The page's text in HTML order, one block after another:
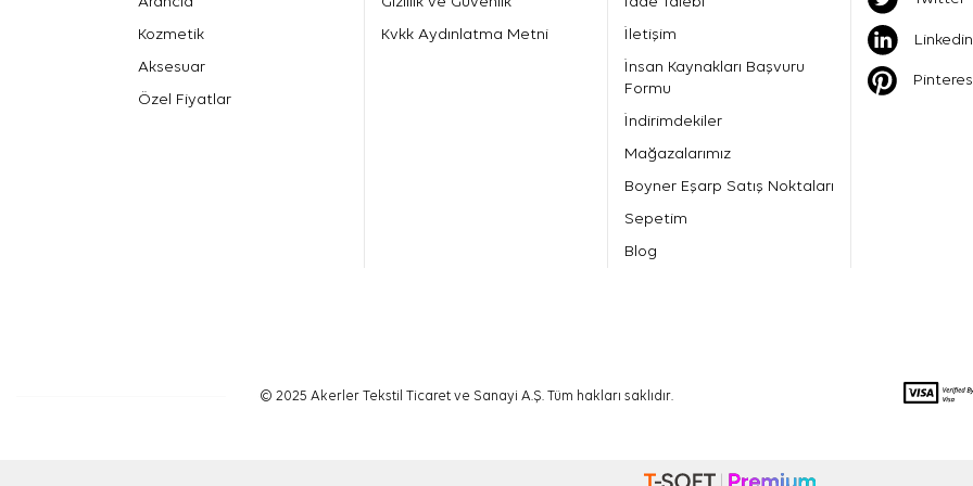
Kozmetik
Aksesuar
Özel Fiyatlar
Kvkk Aydınlatma Metni
İletişim
İnsan Kaynakları Başvuru
Formu
İndirimdekiler
Mağazalarımız
Boyner Eşarp Satış Noktaları
Sepetim
Blog
Linkedin
© 2025 Akerler Tekstil Ticaret ve Sanayi A.Ş. Tüm hakları saklıdır.